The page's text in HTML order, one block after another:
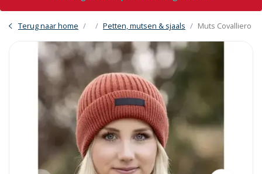
Terug naar home Petten, mutsen & sjaals Muts Covalliero